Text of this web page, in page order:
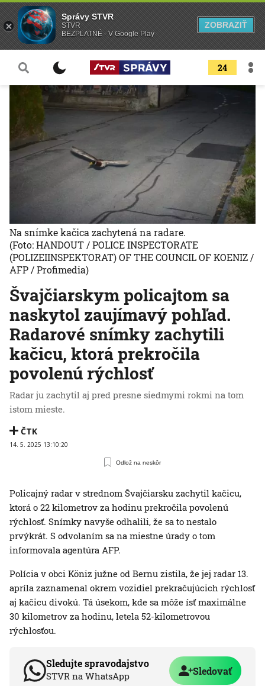
24
Švajčiarskym policajtom sa
naskytol zaujímavý pohľad.
Radarové snímky zachytili
kačicu, ktorá prekročila
povolenú rýchlosť
Radar ju zachytil aj pred presne siedmymi rokmi na tom
istom mieste.
ČTK
14. 5. 2025 13:10:20
Odlož na neskôr
Na snímke kačica zachytená na radare.
(Foto: HANDOUT / POLICE INSPECTORATE
(POLIZEIINSPEKTORAT) OF THE COUNCIL OF KOENIZ /
AFP / Profimedia)
Policajný radar v strednom Švajčiarsku zachytil kačicu,
ktorá o 22 kilometrov za hodinu prekročila povolenú
rýchlosť. Snímky navyše odhalili, že sa to nestalo
prvýkrát. S odvolaním sa na miestne úrady o tom
informovala agentúra AFP.
Polícia v obci Köniz južne od Bernu zistila, že jej radar 13.
apríla zaznamenal okrem vozidiel prekračujúcich rýchlosť
aj kačicu divokú. Tá úsekom, kde sa môže ísť maximálne
30 kilometrov za hodinu, letela 52-kilometrovou
rýchlosťou.
Sledujte spravodajstvo
STVR na WhatsApp Sledovať
Správy STVR
STVR
BEZPLATNÉ - V Google Play
ZOBRAZIŤ